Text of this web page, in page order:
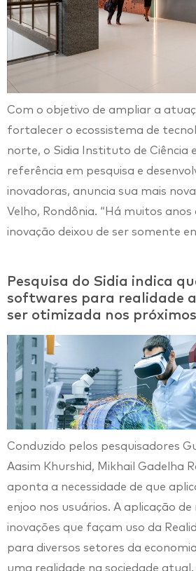
Com o objetivo de ampliar a
fortalecer o ecossistema de
norte, o Sidia Instituto de Ciência
referência em pesquisa e
inovadoras, anuncia sua mais
Velho, Rondônia. “Há muitos
inovação deixou de ser somente
Pesquisa do Sidia indica
softwares para realidade
ser otimizada nos
Conduzido pelos pesquisadores
Aasim Khurshid, Mikhail Gadelha
aponta a necessidade de que
enjoo nos usuários. A aplicação de
inovações que façam uso da
para diversos setores da
uma realidade na sociedade